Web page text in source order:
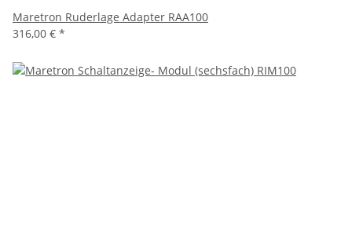
Maretron Ruderlage Adapter RAA100
316,00 € *